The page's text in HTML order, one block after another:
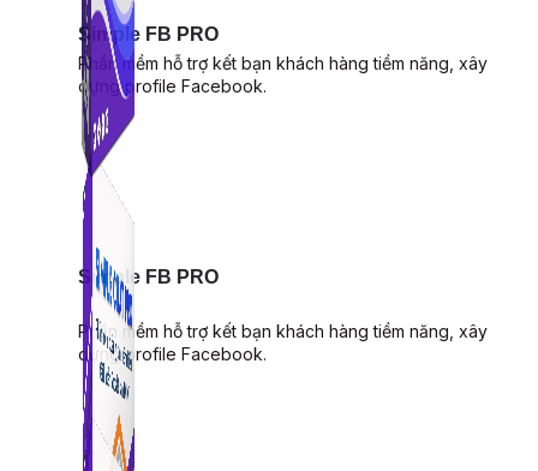
Simple FB PRO
Phần mềm hỗ trợ kết bạn khách hàng tiềm năng, xây
dựng profile Facebook.
Simple FB PRO
Phần mềm hỗ trợ kết bạn khách hàng tiềm năng, xây
dựng profile Facebook.